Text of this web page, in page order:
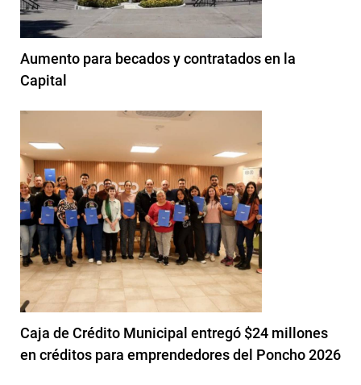
Aumento para becados y contratados en la
Capital
Caja de Crédito Municipal entregó $24 millones
en créditos para emprendedores del Poncho 2026